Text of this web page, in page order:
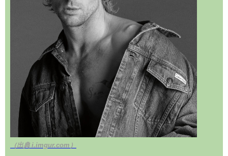
（出典 i.imgur.com）